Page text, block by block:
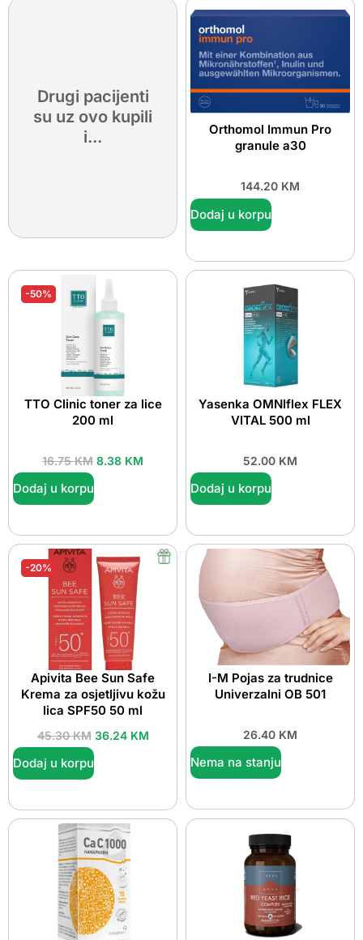
Drugi pacijenti
su uz ovo kupili
i...
Orthomol Immun Pro
granule a30
144.20 KM
Dodaj u korpu
-50%
TTO Clinic toner za lice
200 ml
16.75KM 8.38 KM
Dodaj u korpu
Yasenka OMNIflex FLEX
VITAL 500 ml
52.00 KM
Dodaj u korpu
-20%
Apivita Bee Sun Safe
Krema za osjetljivu kožu
lica SPF50 50 ml
45.30KM 36.24 KM
Dodaj u korpu
I-M Pojas za trudnice
Univerzalni OB 501
26.40 KM
Nema na stanju